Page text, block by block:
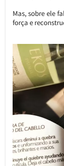
Mas, sobre ele
força e